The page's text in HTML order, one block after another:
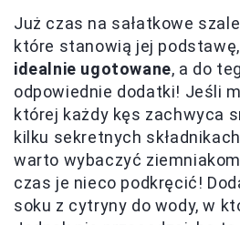
Już czas na sałatkowe
które stanowią jej
idealnie ugotowane, a do
odpowiednie dodatki! Jeśli
której każdy kęs zachwyca
kilku sekretnych
warto wybaczyć
czas je nieco podkręcić!
soku z cytryny do wody, w